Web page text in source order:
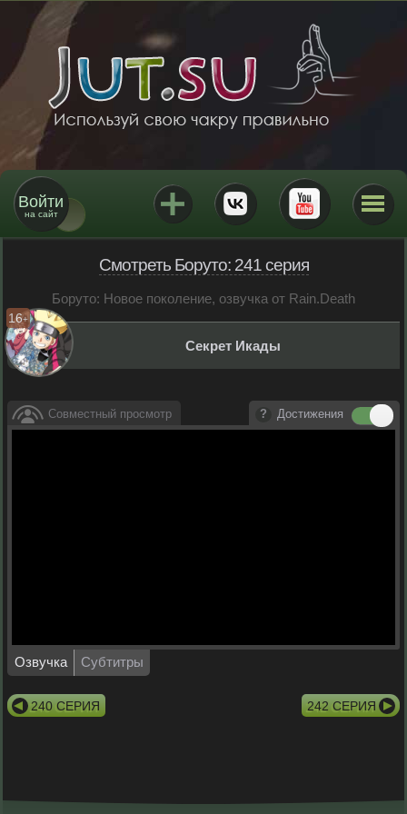
Войти
на сайт
Смотреть Боруто: 241 серия
Боруто: Новое поколение, озвучка от Rain.Death
16+
Секрет Икады
Совместный просмотр Достижения
Озвучка Субтитры
240 СЕРИЯ 242 СЕРИЯ